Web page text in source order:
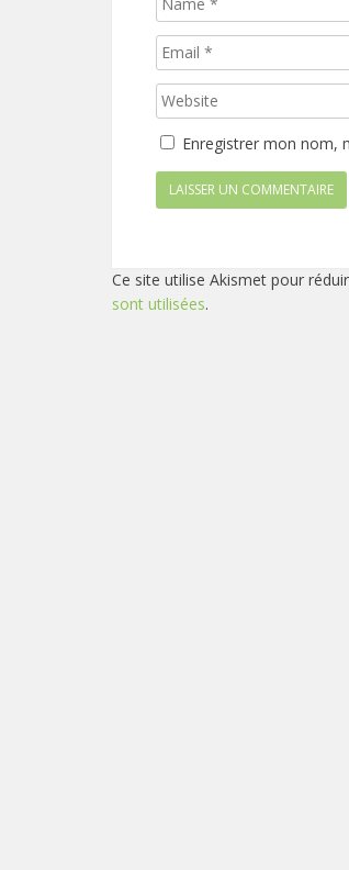
Enregistrer mon nom,
Ce site utilise Akismet pour
sont utilisées.